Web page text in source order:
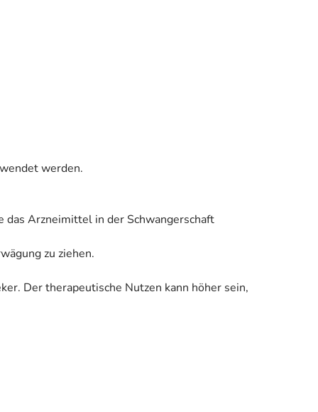
werden.
das Arzneimittel in der Schwangerschaft
zu ziehen.
Der therapeutische Nutzen kann höher sein,